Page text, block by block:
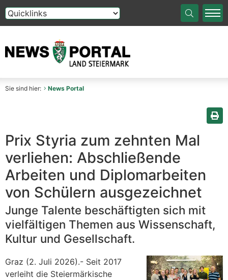
Die Auswahl einer Option im Select-Element führt auf
Sie sind hier: News Portal
Prix Styria zum zehnten Mal
verliehen: Abschließende
Arbeiten und Diplomarbeiten
von Schülern ausgezeichnet
Junge Talente beschäftigten sich mit
vielfältigen Themen aus Wissenschaft,
Kultur und Gesellschaft.
Graz (2. Juli 2026).- Seit 2017
verleiht die Steiermärkische